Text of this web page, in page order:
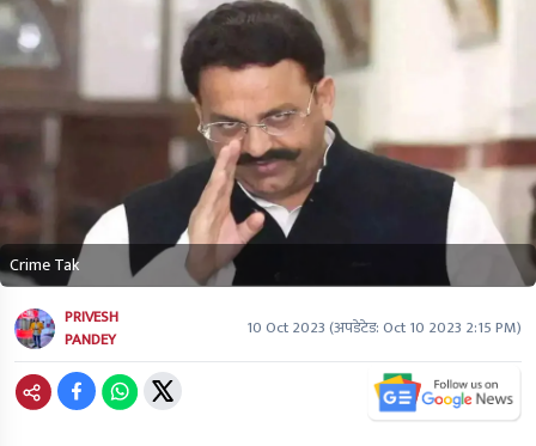
Crime Tak
PRIVESH
PANDEY
10 Oct 2023(अपडेटेड:Oct 10 2023 2:15 PM)